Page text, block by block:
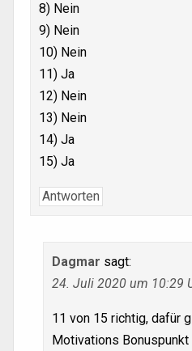
8) Nein
9) Nein
10) Nein
11) Ja
12) Nein
13) Nein
14) Ja
15) Ja
Antworten
Dagmar sagt:
24. Juli 2020 um 10:29
11 von 15 richtig, dafür
Motivations Bonuspunkt